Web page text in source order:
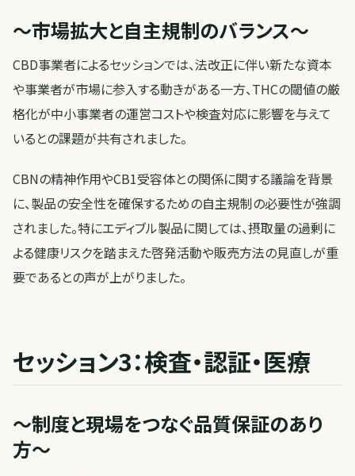
〜市場拡大と自主規制のバランス〜
CBD事業者によるセッションでは、法改正に伴い新たな資本
や事業者が市場に参入する動きがある一方、THCの閾値の厳
格化が中小事業者の運営コストや検査対応に影響を与えて
いるとの課題が共有されました。
CBNの精神作用やCB1受容体との関係に関する議論を背景
に、製品の安全性を確保するための自主規制の必要性が強調
されました。特にエディブル製品に関しては、摂取量の過剰に
よる健康リスクを踏まえた啓発活動や販売方法の見直しが重
要であるとの声が上がりました。
セッション3：検査・認証・医療
〜制度と現場をつなぐ品質保証のあり
方〜